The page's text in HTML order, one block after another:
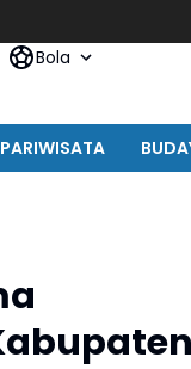
Bola
PARIWISATA